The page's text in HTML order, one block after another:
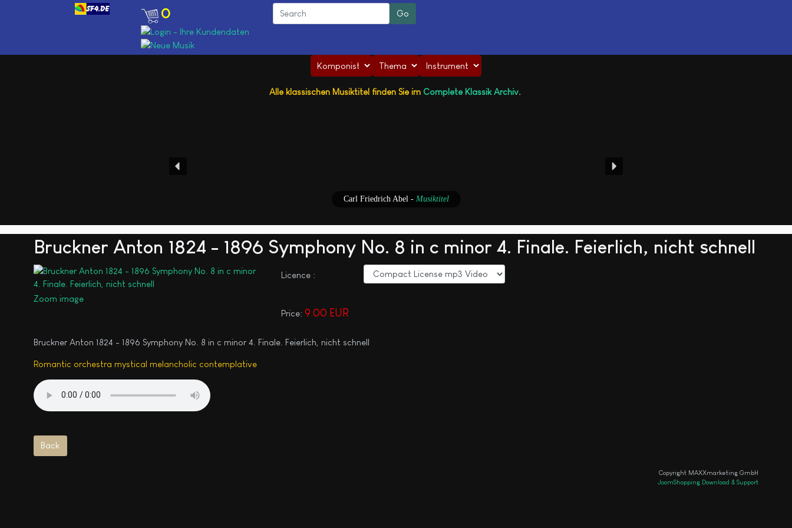
0
Alle klassischen Musiktitel finden Sie im Complete Klassik Archiv.
Carl Friedrich Abel- Musiktitel
Bruckner Anton 1824 - 1896 Symphony No. 8 in c minor 4. Finale. Feierlich, nicht schnell
Zoom image
Licence :
Price: 9.00 EUR
Bruckner Anton 1824 - 1896 Symphony No. 8 in c minor 4. Finale. Feierlich, nicht schnell
Romantic orchestra mystical melancholic contemplative
Copyright MAXXmarketing GmbH
JoomShopping Download & Support